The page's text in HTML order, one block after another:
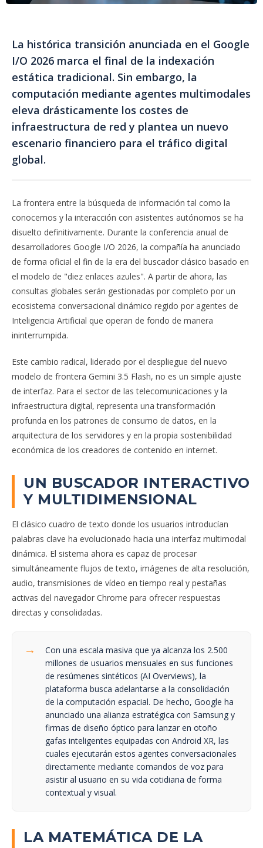
La histórica transición anunciada en el Google
I/O 2026 marca el final de la indexación
estática tradicional. Sin embargo, la
computación mediante agentes multimodales
eleva drásticamente los costes de
infraestructura de red y plantea un nuevo
escenario financiero para el tráfico digital
global.
La frontera entre la búsqueda de información tal como la
conocemos y la interacción con asistentes autónomos se ha
disuelto definitivamente. Durante la conferencia anual de
desarrolladores Google I/O 2026, la compañía ha anunciado
de forma oficial el fin de la era del buscador clásico basado en
el modelo de "diez enlaces azules". A partir de ahora, las
consultas globales serán gestionadas por completo por un
ecosistema conversacional dinámico regido por agentes de
Inteligencia Artificial que operan de fondo de manera
ininterrumpida.
Este cambio radical, liderado por el despliegue del nuevo
modelo de frontera Gemini 3.5 Flash, no es un simple ajuste
de interfaz. Para el sector de las telecomunicaciones y la
infraestructura digital, representa una transformación
profunda en los patrones de consumo de datos, en la
arquitectura de los servidores y en la propia sostenibilidad
económica de los creadores de contenido en internet.
UN BUSCADOR INTERACTIVO
Y MULTIDIMENSIONAL
El clásico cuadro de texto donde los usuarios introducían
palabras clave ha evolucionado hacia una interfaz multimodal
dinámica. El sistema ahora es capaz de procesar
simultáneamente flujos de texto, imágenes de alta resolución,
audio, transmisiones de vídeo en tiempo real y pestañas
activas del navegador Chrome para ofrecer respuestas
directas y consolidadas.
→
Con una escala masiva que ya alcanza los 2.500
millones de usuarios mensuales en sus funciones
de resúmenes sintéticos (AI Overviews), la
plataforma busca adelantarse a la consolidación
de la computación espacial. De hecho, Google ha
anunciado una alianza estratégica con Samsung y
firmas de diseño óptico para lanzar en otoño
gafas inteligentes equipadas con Android XR, las
cuales ejecutarán estos agentes conversacionales
directamente mediante comandos de voz para
asistir al usuario en su vida cotidiana de forma
contextual y visual.
LA MATEMÁTICA DE LA